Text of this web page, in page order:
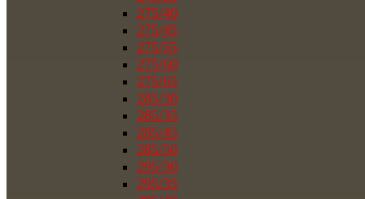
275/40
275/45
275/55
275/60
275/65
285/30
285/35
285/45
285/50
295/30
295/35